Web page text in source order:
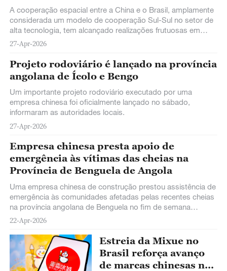
A cooperação espacial entre a China e o Brasil, amplamente
considerada um modelo de cooperação Sul-Sul no setor de
alta tecnologia, tem alcançado realizações frutuosas em
campos diversificados ao longo dos anos, constituindo um
importante testemunho do empenho contínuo da China em
promover a abertura e a cooperação no setor espacial.
27-Apr-2026
Projeto rodoviário é lançado na província
angolana de Ícolo e Bengo
Um importante projeto rodoviário executado por uma
empresa chinesa foi oficialmente lançado no sábado,
informaram as autoridades locais.
27-Apr-2026
Empresa chinesa presta apoio de
emergência às vítimas das cheias na
Província de Benguela de Angola
Uma empresa chinesa de construção prestou assistência de
emergência às comunidades afetadas pelas recentes cheias
na província angolana de Benguela no fim de semana
passado, na sequência de vários dias de chuvas intensas.
22-Apr-2026
Estreia da Mixue no
Brasil reforça avanço
de marcas chinesas na